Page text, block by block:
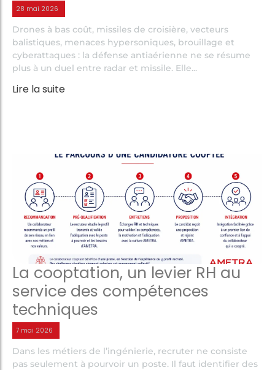
28 mai 2026
Drones à bas coût, missiles de croisière, vecteurs
balistiques, menaces hypersoniques, brouillage et
cyberattaques : la défense antiaérienne ne se résume
plus à un duel entre radar et missile. Elle...
Lire la suite
La cooptation, un levier RH au
service des compétences
techniques
7 mai 2026
Dans les métiers de l’ingénierie, recruter ne consiste
pas seulement à pourvoir un poste. Il faut identifier des